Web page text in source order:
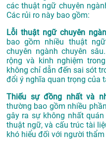
các thuật ngữ chuyên
Các rủi ro này bao gồm:
Lỗi thuật ngữ chuyên
bao gồm nhiều thuật
chuyên ngành chuyên
rộng và kinh nghiệm
không chỉ dẫn đến sai sót
đổi ý nghĩa quan trọng của
Thiếu sự đồng nhất và
thường bao gồm nhiều
gây ra sự không nhất
thuật ngữ, và cấu trúc tài
khó hiểu đối với người